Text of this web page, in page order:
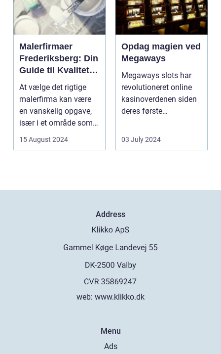
Malerfirmaer
Frederiksberg: Din
Guide til Kvalitet
og Service
At vælge det rigtige
malerfirma kan være
en vanskelig opgave,
især i et område som
Frederiksberg, hv...
15 August 2024
Opdag magien ved
Megaways
Megaways slots har
revolutioneret online
kasinoverdenen siden
deres første
spillea...
03 July 2024
Address
web: www.klikko.dk
Menu
Ads